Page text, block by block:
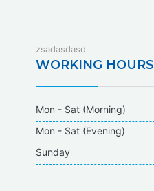
dodobet
oldcasino
casipol
barbibet
zsadasdasd
WORKING HOURS
Mon - Sat (Morning)
Mon - Sat (Evening)
Sunday